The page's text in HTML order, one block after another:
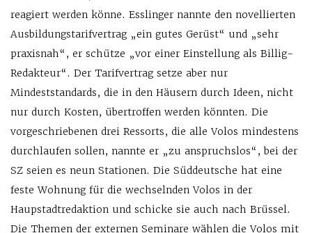
reagiert werden könne. Esslinger nannte den novellierten
Ausbildungstarifvertrag „ein gutes Gerüst“ und „sehr
praxisnah“, er schütze „vor einer Einstellung als Billig-
Redakteur“. Der Tarifvertrag setze aber nur
Mindeststandards, die in den Häusern durch Ideen, nicht
nur durch Kosten, übertroffen werden könnten. Die
vorgeschriebenen drei Ressorts, die alle Volos mindestens
durchlaufen sollen, nannte er „zu anspruchslos“, bei der
SZ seien es neun Stationen. Die Süddeutsche hat eine
feste Wohnung für die wechselnden Volos in der
Haupstadtredaktion und schicke sie auch nach Brüssel.
Die Themen der externen Seminare wählen die Volos mit